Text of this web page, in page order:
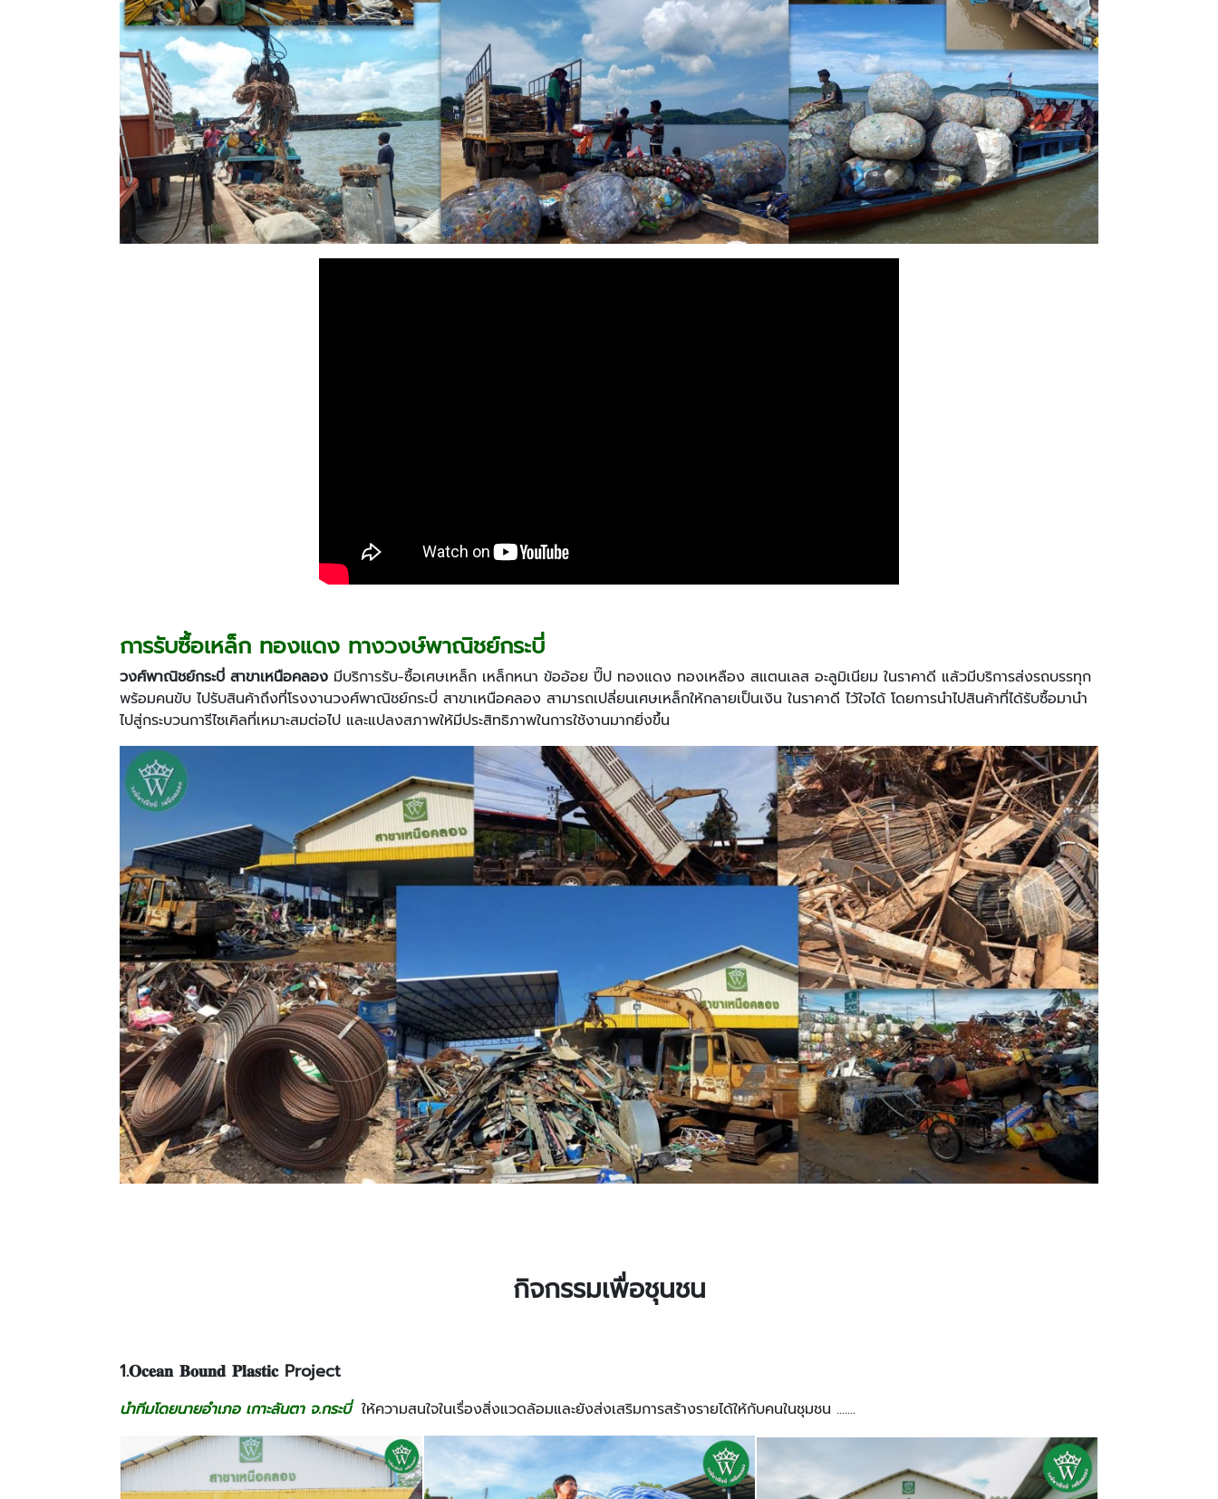
การรับซื้อเหล็ก ทองแดง ทางวงษ์พาณิชย์กระบี่
วงศ์พาณิชย์กระบี่ สาขาเหนือคลอง มีบริการรับ-ซื้อเศษเหล็ก เหล็กหนา ข้ออ้อย ปี๊ป ทองแดง ทองเหลือง สแตนเลส อะลูมิเนียม ในราคาดี แล้วมีบริการส่งรถบรรทุก
พร้อมคนขับ ไปรับสินค้าถึงที่โรงงานวงศ์พาณิชย์กระบี่ สาขาเหนือคลอง สามารถเปลี่ยนเศษเหล็กให้กลายเป็นเงิน ในราคาดี ไว้ใจได้ โดยการนำไปสินค้าที่ได้รับซื้อมานำ
ไปสู่กระบวนการีไซเคิลที่เหมาะสมต่อไป และแปลงสภาพให้มีประสิทธิภาพในการใช้งานมากยิ่งขึ้น
กิจกรรมเพื่อชุนชน
1.𝐎𝐜𝐞𝐚𝐧 𝐁𝐨𝐮𝐧𝐝 𝐏𝐥𝐚𝐬𝐭𝐢𝐜 Project
นำทีมโดยนายอำเภอ เกาะลันตา จ.กระบี่ ให้ความสนใจในเรื่องสิ่งแวดล้อมและยังส่งเสริมการสร้างรายได้ให้กับคนในชุมชน .......